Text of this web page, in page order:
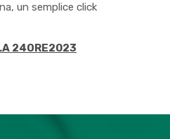
un semplice click
24ORE2023